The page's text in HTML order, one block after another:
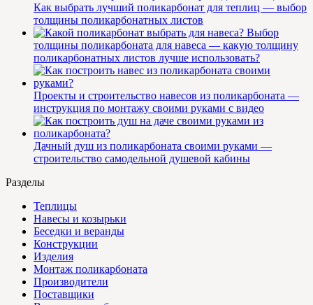
Как выбрать лучший поликарбонат для теплиц — выбор
толщины поликарбонатных листов
Выбор
толщины поликарбоната для навеса — какую толщину
поликарбонатных листов лучше использовать?
Проекты и строительство навесов из поликарбоната —
инструкция по монтажу своими руками с видео
Дачный душ из поликарбоната своими руками —
строительство самодельной душевой кабины
Разделы
Теплицы
Навесы и козырьки
Беседки и веранды
Конструкции
Изделия
Монтаж поликарбоната
Производители
Поставщики